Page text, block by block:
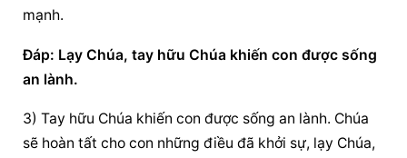
mạnh.
Ðáp: Lạy Chúa, tay hữu Chúa khiến con được sống
an lành.
3) Tay hữu Chúa khiến con được sống an lành. Chúa
sẽ hoàn tất cho con những điều đã khởi sự, lạy Chúa,